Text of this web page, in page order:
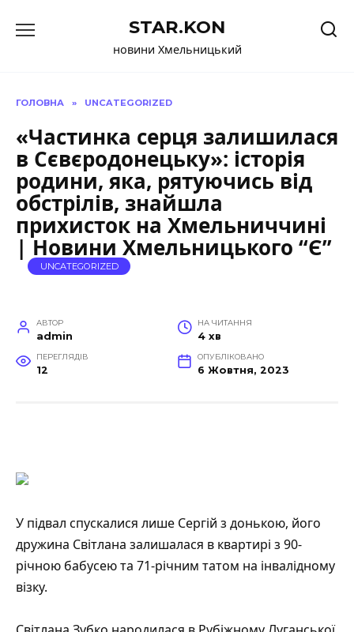
до
STAR.KON
новини Хмельницький
ГОЛОВНА » UNCATEGORIZED
«Частинка серця залишилася
в Сєвєродонецьку»: історія
родини, яка, рятуючись від
обстрілів, знайшла
прихисток на Хмельниччині
| Новини Хмельницького “Є”
UNCATEGORIZED
АВТОР
admin
НА ЧИТАННЯ
4 хв
ПЕРЕГЛЯДІВ
12
ОПУБЛІКОВАНО
6 Жовтня, 2023
У підвал спускалися лише Сергій з донькою, його
дружина Світлана залишалася в квартирі з 90-
річною бабусею та 71-річним татом на інвалідному
візку.